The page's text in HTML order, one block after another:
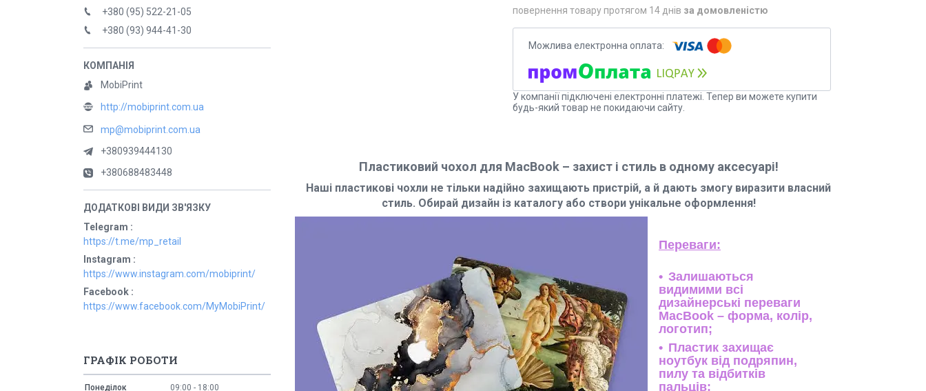
повернення товару протягом 14 днів за домовленістю
У компанії підключені електронні платежі. Тепер ви можете купити
будь-який товар не покидаючи сайту.
Пластиковий чохол для MacBook – захист і стиль в одному аксесуарі!
Наші пластикові чохли не тільки надійно захищають пристрій, а й дають змогу виразити власний
стиль. Обирай дизайн із каталогу або створи унікальне оформлення!
Переваги:
Залишаються
видимими всі
дизайнерські переваги
MacBook – форма, колір,
логотип;
Пластик захищає
ноутбук від подряпин,
пилу та відбитків
пальців;
+380 (95) 522-21-05
+380 (93) 944-41-30
MobiPrint
http://mobiprint.com.ua
mp@mobiprint.com.ua
+380939444130
+380688483448
Telegram
https://t.me/mp_retail
Instagram
https://www.instagram.com/mobiprint/
Facebook
https://www.facebook.com/MyMobiPrint/
ГРАФІК РОБОТИ
Понеділок 09:00 18:00